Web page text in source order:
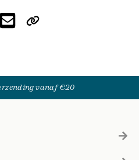
vanaf €20